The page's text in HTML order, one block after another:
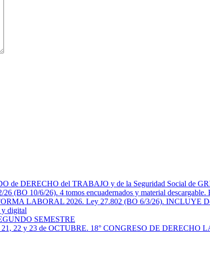
DERECHO del TRABAJO y de la Seguridad Social de
(BO 10/6/26). 4 tomos encuadernados y material descargable.
LABORAL 2026. Ley 27.802 (BO 6/3/26). INCLUYE
y digital
SEMESTRE
22 y 23 de OCTUBRE. 18° CONGRESO DE